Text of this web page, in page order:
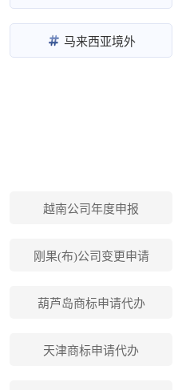
马来西亚境外
越南公司年度申报
刚果(布)公司变更申请
葫芦岛商标申请代办
天津商标申请代办